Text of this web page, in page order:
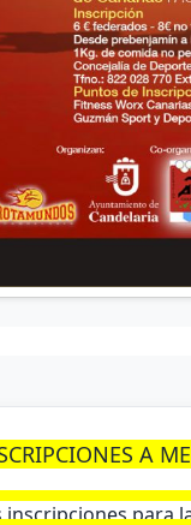
A
inscripciones para